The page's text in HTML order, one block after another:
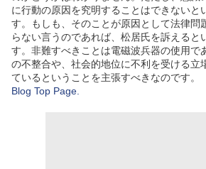
に行動の原因を究明することはできないと
す。もしも、そのことが原因として法律問
らない言うのであれば、松居氏を訴えると
す。非難すべきことは電磁波兵器の使用で
の不整合や、社会的地位に不利を受ける立
ているということを主張すべきなのです。
Blog Top Page.